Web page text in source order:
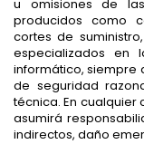
u omisiones de
producidos como
cortes de
especializados en
informático, siempre
de seguridad
técnica. En cualquier
asumirá
indirectos, daño